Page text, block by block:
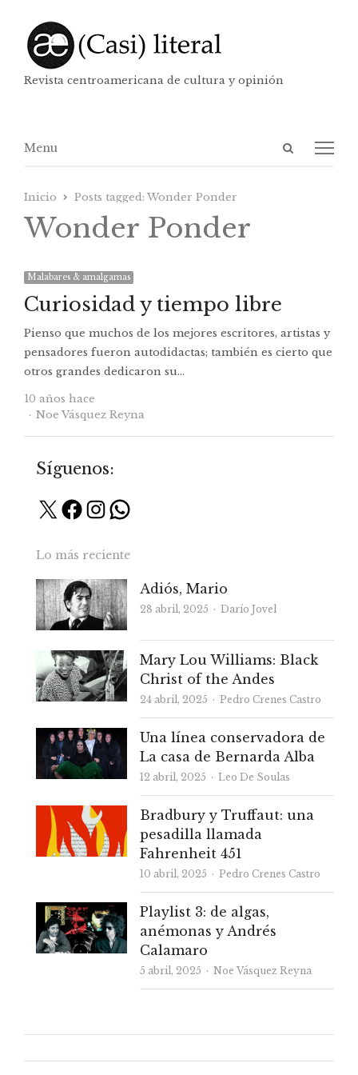
Revista centroamericana de cultura y opinión
Abrir
Menú
Menu
Inicio Posts tagged: Wonder Ponder
Wonder Ponder
Malabares & amalgamas
Curiosidad y tiempo libre
Pienso que muchos de los mejores escritores, artistas y
pensadores fueron autodidactas; también es cierto que
otros grandes dedicaron su…
10 años hace
Autor
Noe Vásquez Reyna
Síguenos:
X Facebook
Instagram
WhatsApp
Lo más reciente
Adiós, Mario
28 abril, 2025 Autor
Darío Jovel
Mary Lou Williams: Black
Christ of the Andes
24 abril, 2025 Autor
Pedro Crenes Castro
Una línea conservadora de
La casa de Bernarda Alba
12 abril, 2025 Autor
Leo De Soulas
Bradbury y Truffaut: una
pesadilla llamada
Fahrenheit 451
10 abril, 2025 Autor
Pedro Crenes Castro
Playlist 3: de algas,
anémonas y Andrés
Calamaro
5 abril, 2025 Autor
Noe Vásquez Reyna